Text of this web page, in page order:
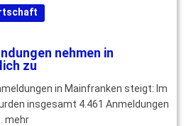
nehmen in
zu
in Mainfranken steigt: Im
insgesamt 4.461 Anmeldungen
mehr